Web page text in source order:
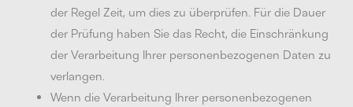
der Regel Zeit, um dies zu überprüfen. Für die Dauer
der Prüfung haben Sie das Recht, die Einschränkung
der Verarbeitung Ihrer personenbezogenen Daten zu
verlangen.
Wenn die Verarbeitung Ihrer personenbezogenen